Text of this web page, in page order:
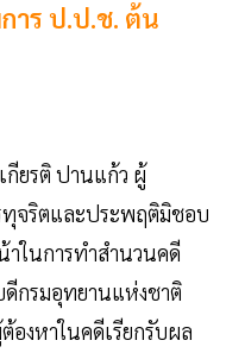
าร ป.ป.ช. ต้น
กียรติ ปานแก้ว ผู้
ทุจริตและประพฤติมิชอบ
ในการทำสำนวนคดี
กรมอุทยานแห่งชาติ
งหาในคดีเรียกรับผล